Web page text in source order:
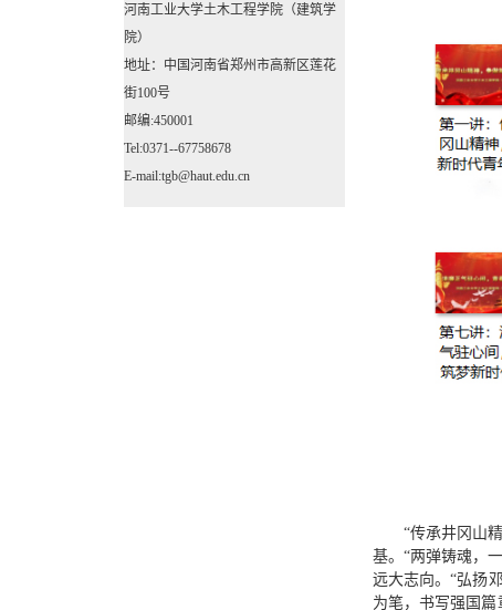
河南工业大学土木工程学院（建筑学
院）
地址：中国河南省郑州市高新区莲花
街100号
邮编:450001
Tel:0371--67758678
E-mail:tgb@haut.edu.cn
“传承井冈山
基。 “两弹铸魂，
远大志向。“弘扬
为笔，书写强国篇